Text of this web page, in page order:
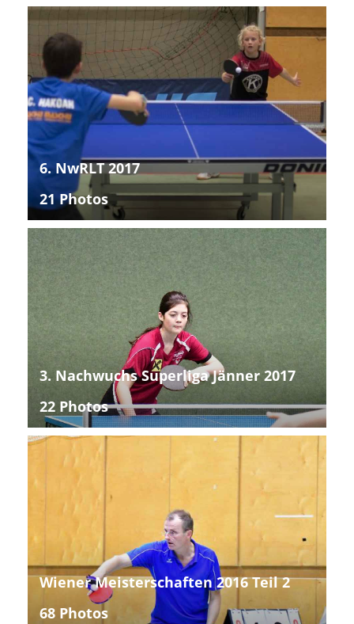
6. NwRLT 2017
21 Photos
3. Nachwuchs Superliga Jänner 2017
22 Photos
Wiener Meisterschaften 2016 Teil 2
68 Photos